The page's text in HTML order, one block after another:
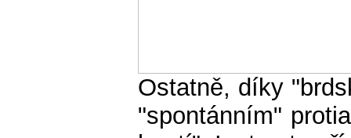
Ostatně, díky
"spontánním"